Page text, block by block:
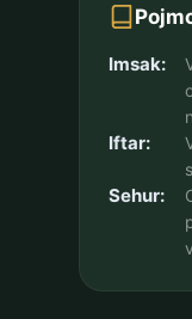
Imsak:
Iftar:
Sehur: